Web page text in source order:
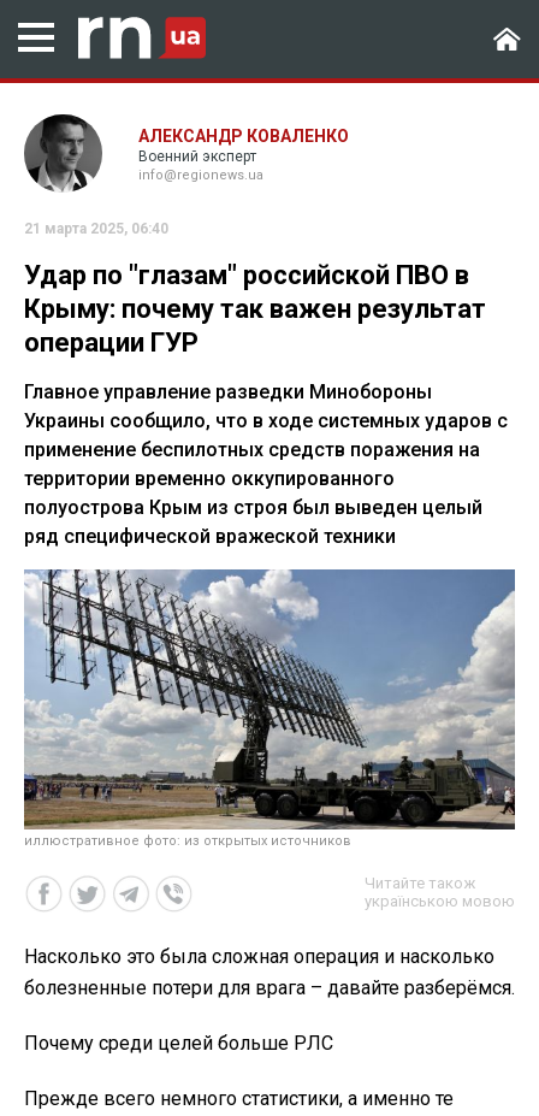
АЛЕКСАНДР КОВАЛЕНКО
Военний эксперт
info@regionews.ua
21 марта 2025, 06:40
Удар по "глазам" российской ПВО в
Крыму: почему так важен результат
операции ГУР
Главное управление разведки Минобороны
Украины сообщило, что в ходе системных ударов с
применение беспилотных средств поражения на
территории временно оккупированного
полуострова Крым из строя был выведен целый
ряд специфической вражеской техники
иллюстративное фото: из открытых источников
Читайте також
українською мовою
Насколько это была сложная операция и насколько
болезненные потери для врага – давайте разберёмся.
Почему среди целей больше РЛС
Прежде всего немного статистики, а именно те